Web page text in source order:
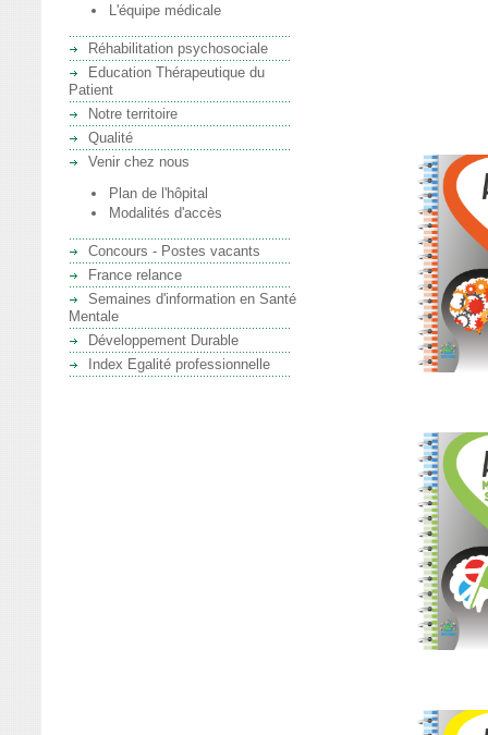
L'équipe médicale
Réhabilitation psychosociale
Education Thérapeutique du
Patient
Notre territoire
Qualité
Venir chez nous
Plan de l'hôpital
Modalités d'accès
Concours - Postes vacants
France relance
Semaines d'information en Santé
Mentale
Développement Durable
Index Egalité professionnelle